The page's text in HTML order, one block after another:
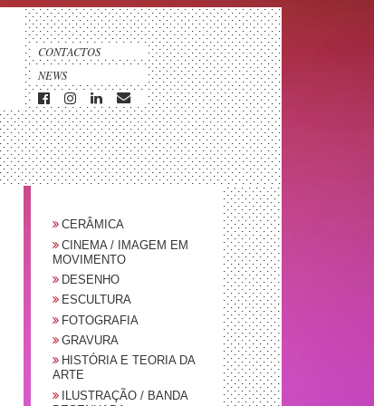
CONTACTOS
NEWS
CERÂMICA
CINEMA / IMAGEM EM
MOVIMENTO
DESENHO
ESCULTURA
FOTOGRAFIA
GRAVURA
HISTÓRIA E TEORIA DA
ARTE
ILUSTRAÇÃO / BANDA